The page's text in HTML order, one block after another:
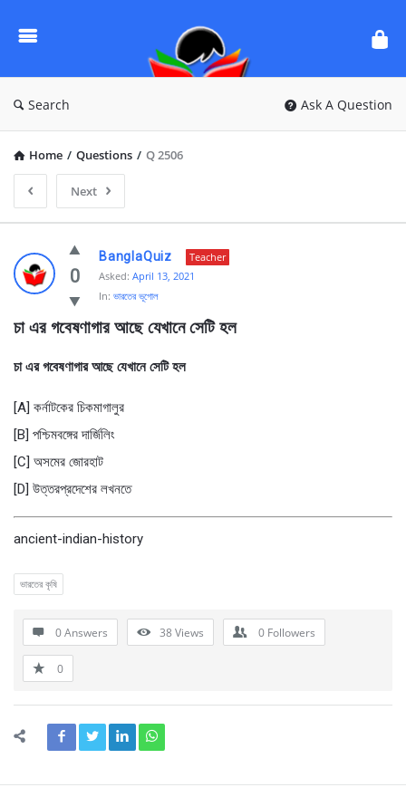
Questions
Search Ask A Question
Home / Questions / Q 2506
Next
Ask
Questions
BanglaQuiz
Latest
0
BanglaQuiz
Teacher
Asked: April 13, 2021
In: ভারতের ভূগোল
চা এর গবেষণাগার আছে যেখানে সেটি হল
চা এর গবেষণাগার আছে যেখানে সেটি হল
[A] কর্নাটকের চিকমাগালুর
[B] পশ্চিমবঙ্গের দার্জিলিং
[C] অসমের জোরহাট
[D] উত্তরপ্রদেশের লখনতে
ancient-indian-history
ভারতের কৃষি
0 Answers 38Views 0 Followers
0